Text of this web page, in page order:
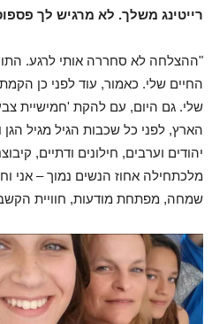
רייטינג משלך. לא מרגיש לך
"ההצלחה לא סחררה אותי לרגע.
החיים שלי. כאמור, עוד לפני כן
שלי. גם היום, עם להקת 'חמישיית
הארץ, לפני כל שכבות הגיל מגיל הגן
יהודים וערבים, חילונים ודתיים,
מלכתחילה אחוז הנשים נמוך – אני
שמחה, מפתחת מודעות, חוויית